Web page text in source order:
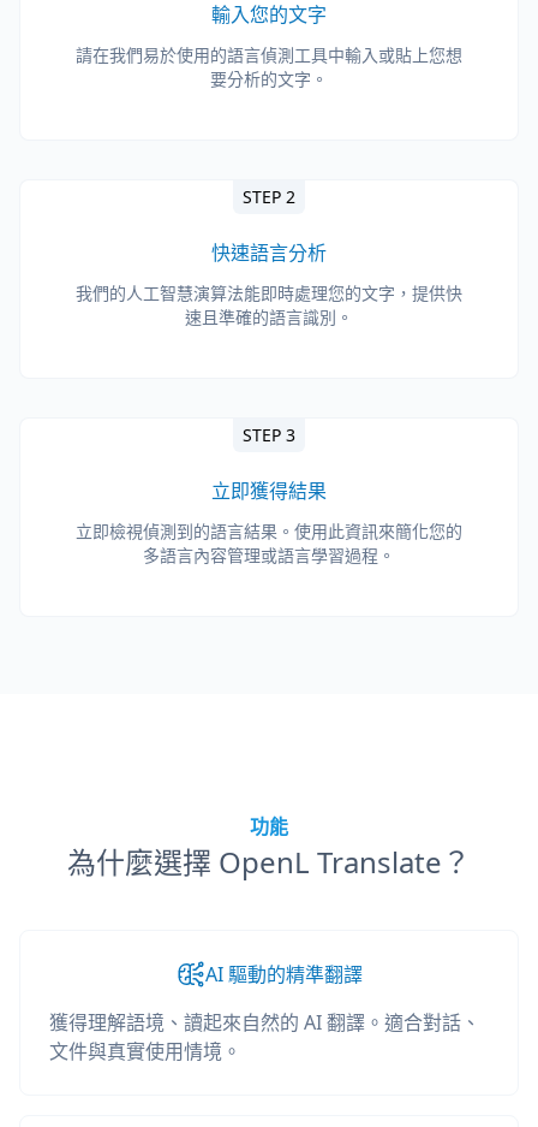
輸入您的文字
請在我們易於使用的語言偵測工具中輸入或貼上您想
要分析的文字。
STEP 2
快速語言分析
我們的人工智慧演算法能即時處理您的文字，提供快
速且準確的語言識別。
STEP 3
立即獲得結果
立即檢視偵測到的語言結果。使用此資訊來簡化您的
多語言內容管理或語言學習過程。
功能
為什麼選擇 OpenL Translate？
AI 驅動的精準翻譯
獲得理解語境、讀起來自然的 AI 翻譯。適合對話、
文件與真實使用情境。